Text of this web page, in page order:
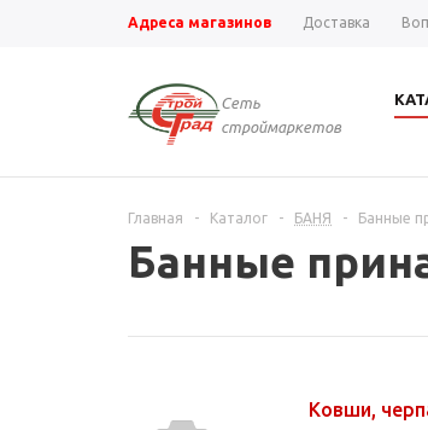
Адреса магазинов Доставка
Сеть
строймаркетов
Главная - Каталог - БАНЯ - Банные
Банные
Ковши,